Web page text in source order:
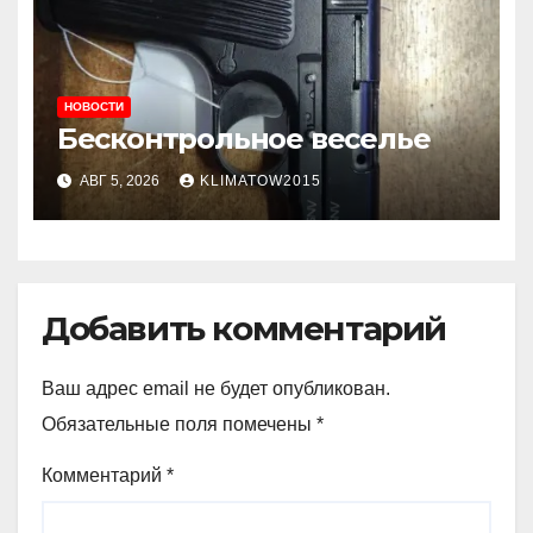
НОВОСТИ
Бесконтрольное веселье
АВГ 5, 2026 KLIMATOW2015
Добавить комментарий
Ваш адрес email не будет опубликован.
Обязательные поля помечены *
Комментарий *